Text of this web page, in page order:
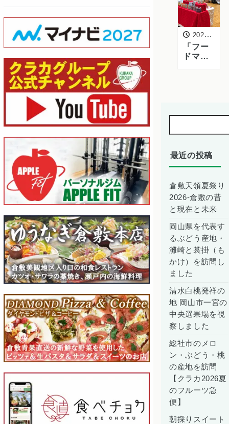
2020年1月16日
「フー
ドマッ
かや
カット
が出展
最近の投稿
倉敷天領夏祭り
2026-倉敷の昔
と現在と未来
岡山県を代表す
るぶどう産地・
灘崎と裳掛（も
かけ）を訪問し
ました
清水白桃発祥の
地 岡山市一宮の
中央選果場を視
察しました
総社市のメロ
ン・ぶどう・桃
の産地を訪問
【クラカ2026夏
のフルーツ急
便】
朝採りスイート